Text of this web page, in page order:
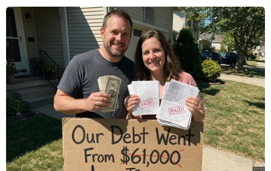
Cần Thơ: Bắt giữ 2 đối tượng thuê ôtô đi
trộm cắp tài sản
21/04/2023 06:36
Qua đấu tranh, Trần Thanh Tâm và Bùi Văn Hiền (cùng
sinh sống ở Cần Thơ) khai nhận đã thuê xe, mua dụng
cụ để cùng nhau đi trộm bình ắc quy của ôtô trên địa
bàn.